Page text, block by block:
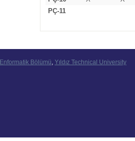
PÇ-11
Enformatik Bölümü, Yıldız Technical University